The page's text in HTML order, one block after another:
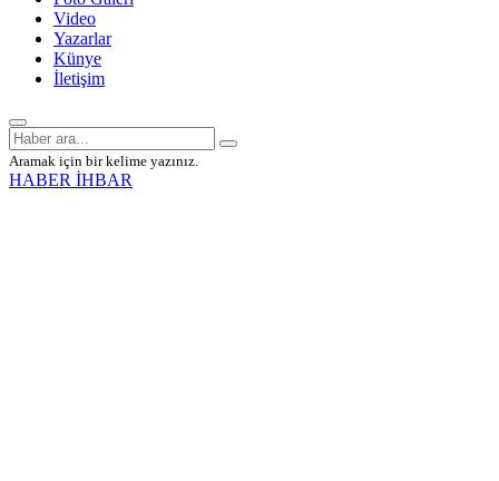
Video
Yazarlar
Künye
İletişim
Aramak için bir kelime yazınız.
HABER İHBAR